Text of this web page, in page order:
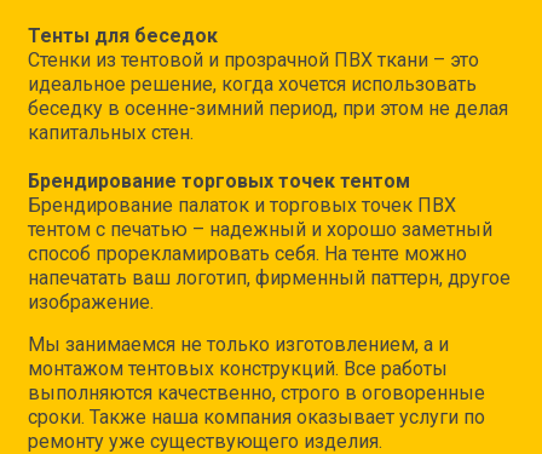
Тенты для беседок
Стенки из тентовой и прозрачной ПВХ ткани – это
идеальное решение, когда хочется использовать
беседку в осенне-зимний период, при этом не делая
капитальных стен.
Брендирование торговых точек тентом
Брендирование палаток и торговых точек ПВХ
тентом с печатью – надежный и хорошо заметный
способ прорекламировать себя. На тенте можно
напечатать ваш логотип, фирменный паттерн, другое
изображение.
Мы занимаемся не только изготовлением, а и
монтажом тентовых конструкций. Все работы
выполняются качественно, строго в оговоренные
сроки. Также наша компания оказывает услуги по
ремонту уже существующего изделия.